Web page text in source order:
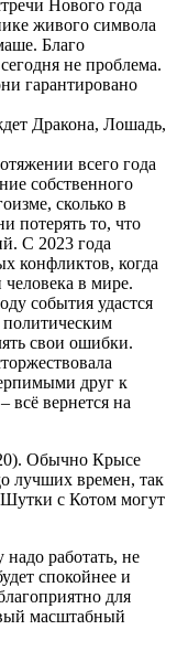
Нового года
живого символа
Благо
не проблема.
гарантировано
Дракона, Лошадь,
всего года
собственного
сколько в
потерять то, что
С 2023 года
конфликтов, когда
в мире.
события удастся
свои ошибки.
друг к
всё вернется на
Обычно Крысе
лучших времен, так
Шутки с Котом могут
работать, не
спокойнее и
для
масштабный